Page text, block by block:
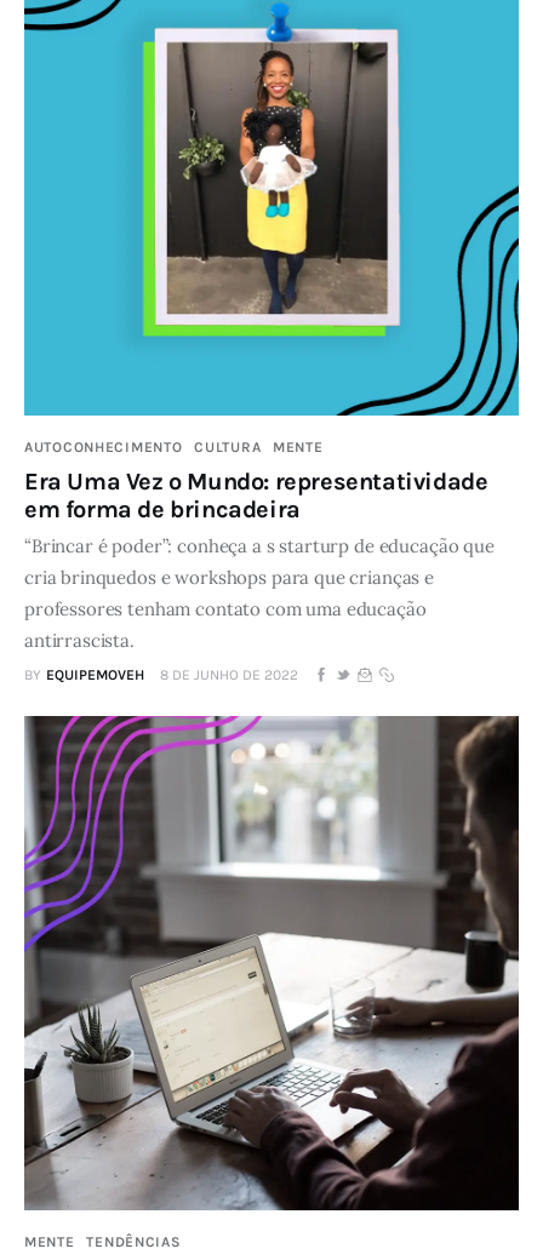
AUTOCONHECIMENTO CULTURA MENTE
Era Uma Vez o Mundo: representatividade
em forma de brincadeira
“Brincar é poder”: conheça a s starturp de educação que
cria brinquedos e workshops para que crianças e
professores tenham contato com uma educação
antirrascista.
BY EQUIPEMOVEH 8 DE JUNHO DE 2022
MENTE TENDÊNCIAS